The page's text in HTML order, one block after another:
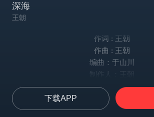
深海
王朝
作词 : 王朝
作曲 : 王朝
编曲：于山川
制作人：王朝
弦乐：国际首席爱乐乐团
贝斯：石璞赫
监棚：王朝 申天奇
下载APP